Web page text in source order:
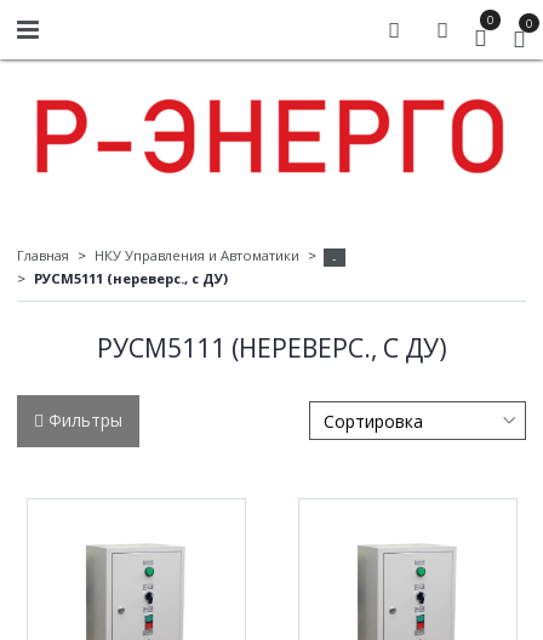
0 0
Главная НКУ Управления и Автоматики
-
РУСМ5111 (нереверс., с ДУ)
РУСМ5111 (НЕРЕВЕРС., С ДУ)
Фильтры